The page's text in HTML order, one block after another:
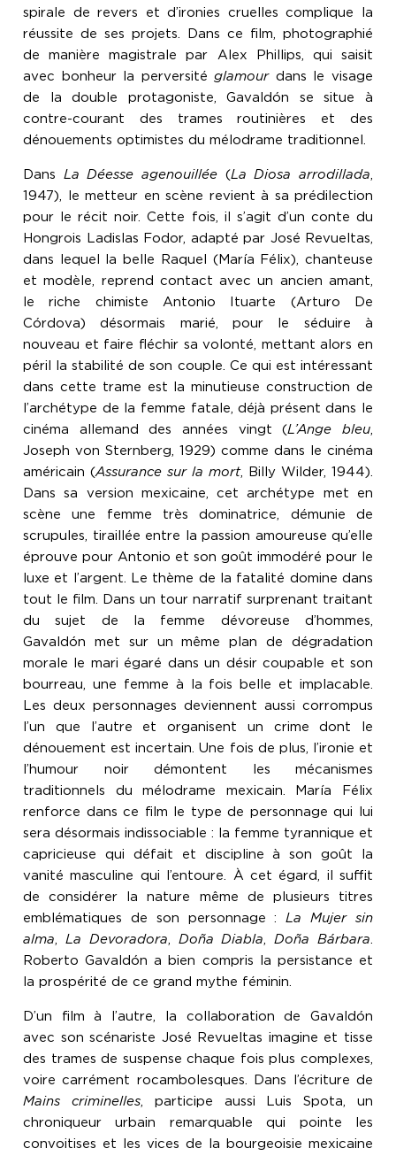
spirale de revers et d’ironies cruelles complique la
réussite de ses projets. Dans ce film, photographié
de manière magistrale par Alex Phillips, qui saisit
avec bonheur la perversitéglamour dans le visage
de la double protagoniste, Gavaldón se situe à
contre-courant des trames routinières et des
dénouements optimistes du mélodrame traditionnel.
Dans La Déesse agenouillée (La Diosa arrodillada,
1947), le metteur en scène revient à sa prédilection
pour le récit noir. Cette fois, il s’agit d’un conte du
Hongrois Ladislas Fodor, adapté par José Revueltas,
dans lequel la belle Raquel (María Félix), chanteuse
et modèle, reprend contact avec un ancien amant,
le riche chimiste Antonio Ituarte (Arturo De
Córdova) désormais marié, pour le séduire à
nouveau et faire fléchir sa volonté, mettant alors en
péril la stabilité de son couple. Ce qui est intéressant
dans cette trame est la minutieuse construction de
l’archétype de la femme fatale, déjà présent dans le
cinéma allemand des années vingt (L’Ange bleu,
Joseph von Sternberg, 1929) comme dans le cinéma
américain (Assurance sur la mort, Billy Wilder, 1944).
Dans sa version mexicaine, cet archétype met en
scène une femme très dominatrice, démunie de
scrupules, tiraillée entre la passion amoureuse qu’elle
éprouve pour Antonio et son goût immodéré pour le
luxe et l’argent. Le thème de la fatalité domine dans
tout le film. Dans un tour narratif surprenant traitant
du sujet de la femme dévoreuse d’hommes,
Gavaldón met sur un même plan de dégradation
morale le mari égaré dans un désir coupable et son
bourreau, une femme à la fois belle et implacable.
Les deux personnages deviennent aussi corrompus
l’un que l’autre et organisent un crime dont le
dénouement est incertain. Une fois de plus, l’ironie et
l’humour noir démontent les mécanismes
traditionnels du mélodrame mexicain. María Félix
renforce dans ce film le type de personnage qui lui
sera désormais indissociable : la femme tyrannique et
capricieuse qui défait et discipline à son goût la
vanité masculine qui l’entoure. À cet égard, il suffit
de considérer la nature même de plusieurs titres
emblématiques de son personnage :La Mujer sin
alma, La Devoradora, Doña Diabla,Doña Bárbara.
Roberto Gavaldón a bien compris la persistance et
la prospérité de ce grand mythe féminin.
D’un film à l’autre, la collaboration de Gavaldón
avec son scénariste José Revueltas imagine et tisse
des trames de suspense chaque fois plus complexes,
voire carrément rocambolesques. Dans l’écriture de
Mains criminelles, participe aussi Luis Spota, un
chroniqueur urbain remarquable qui pointe les
convoitises et les vices de la bourgeoisie mexicaine